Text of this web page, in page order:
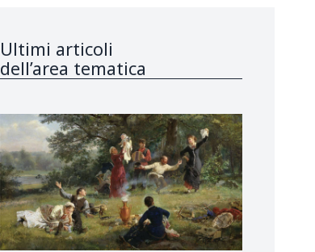
Ultimi articoli
dell’area tematica